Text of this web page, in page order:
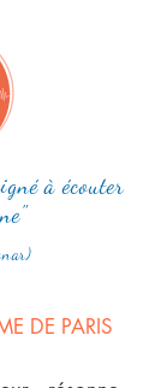
à écouter
DE PARIS